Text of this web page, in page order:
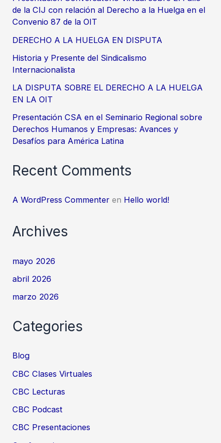
la
Huelga
en
el
Convenio
87
de
la
OIT
de la CIJ con relación al Derecho a la Huelga en el
Convenio 87 de la OIT
DERECHO A LA HUELGA EN DISPUTA
Historia y Presente del Sindicalismo
Internacionalista
LA DISPUTA SOBRE EL DERECHO A LA HUELGA
EN LA OIT
Presentación CSA en el Seminario Regional sobre
Derechos Humanos y Empresas: Avances y
Desafíos para América Latina
Recent Comments
A WordPress Commenter en Hello world!
Archives
mayo 2026
abril 2026
marzo 2026
Categories
Blog
CBC Clases Virtuales
CBC Lecturas
CBC Podcast
CBC Presentaciones